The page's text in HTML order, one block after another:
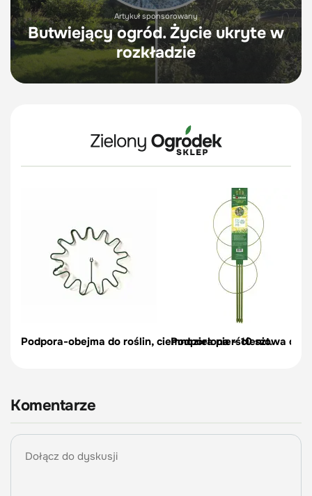
Artykuł sponsorowany
Butwiejący ogród. Życie ukryte w
rozkładzie
Podpora-obejma do roślin, ciemnozielona – 10 szt.
Podpora pierścieniowa do
Komentarze